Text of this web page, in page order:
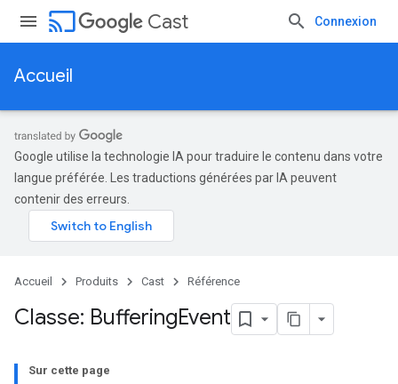
cast Cast Connexion
Accueil
Google utilise la technologie IA pour traduire le contenu dans votre
langue préférée. Les traductions générées par IA peuvent
contenir des erreurs.
Accueil Produits Cast Référence
Classe: BufferingEvent
Sur cette page